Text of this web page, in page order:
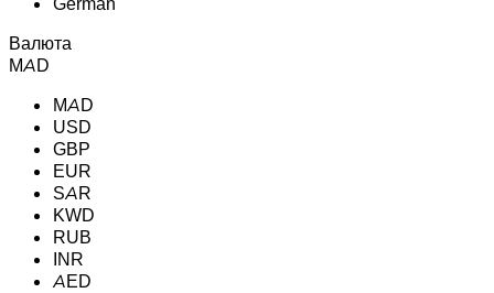
Валюта
MAD
MAD
USD
GBP
EUR
SAR
KWD
RUB
INR
AED